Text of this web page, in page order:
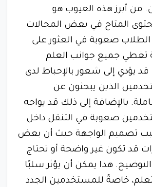
من أبرز هذه العيوب هو
المتاح في بعض المجالات
صعوبة في العثور على
تغطي جميع جوانب العلم
يؤدي إلى شعور بالإحباط لدى
الذين يبحثون عن
بالإضافة إلى ذلك قد يواجه
صعوبة في التنقل داخل
تصميم الواجهة حيث أن بعض
قد تكون غير واضحة أو تحتاج
هذا يمكن أن يؤثر سلبًا
خاصةً للمستخدمين الجدد